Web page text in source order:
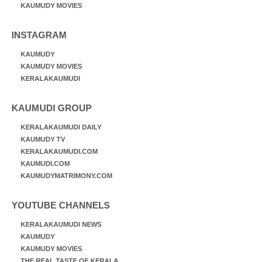
KAUMUDY MOVIES
INSTAGRAM
KAUMUDY
KAUMUDY MOVIES
KERALAKAUMUDI
KAUMUDI GROUP
KERALAKAUMUDI DAILY
KAUMUDY TV
KERALAKAUMUDI.COM
KAUMUDI.COM
KAUMUDYMATRIMONY.COM
YOUTUBE CHANNELS
KERALAKAUMUDI NEWS
KAUMUDY
KAUMUDY MOVIES